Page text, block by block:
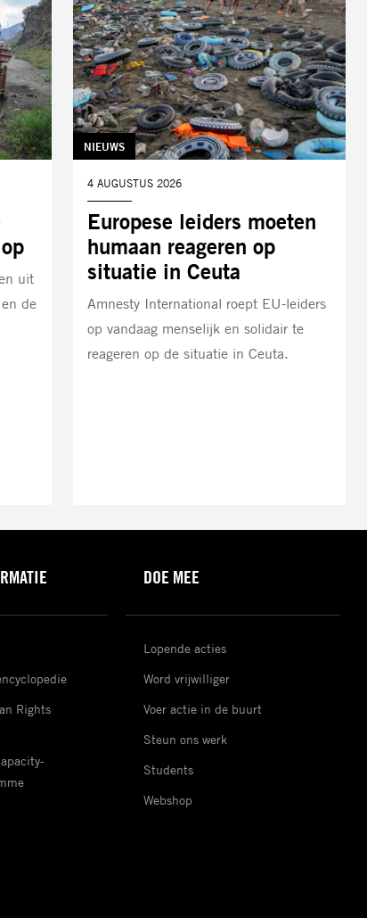
uit
de
Europese leiders moeten
humaan reageren op
situatie in Ceuta
TAG:
NIEUWS
DATUM:
4 AUGUSTUS 2026
Amnesty International roept EU-leiders
op vandaag menselijk en solidair te
reageren op de situatie in Ceuta.
Rights
DOE MEE
Lopende acties
Word vrijwilliger
Voer actie in de buurt
Steun ons werk
Students
Webshop